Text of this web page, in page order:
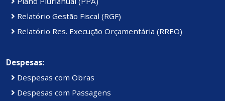
Relatório Gestão Fiscal (RGF)
Relatório Res. Execução Orçamentária (RREO)
Despesas:
Despesas com Obras
Despesas com Passagens